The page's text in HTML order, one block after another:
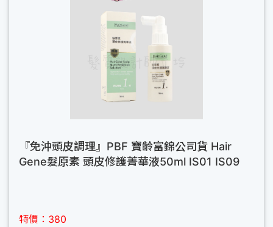
『免沖頭皮調理』PBF 寶齡富錦公司貨 Hair
Gene髮原素 頭皮修護菁華液50ml IS01 IS09
特價：380